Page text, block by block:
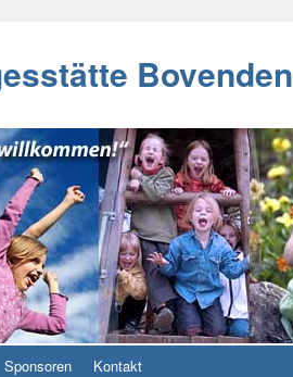
Bovenden
Sponsoren Kontakt